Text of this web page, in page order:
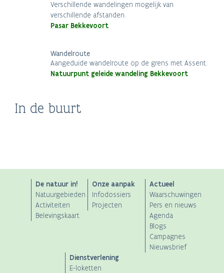
Verschillende wandelingen mogelijk van
verschillende afstanden.
Pasar Bekkevoort
Wandelroute
Aangeduide wandelroute op de grens met Assent.
Natuurpunt geleide wandeling Bekkevoort
In de buurt
halve maan
Stadspark de
ANB
Main
navigation
De natuur in!
Natuurgebieden
Activiteiten
Belevingskaart
Onze aanpak
Infodossiers
Projecten
Actueel
Waarschuwingen
Pers en nieuws
Agenda
Blogs
Campagnes
Nieuwsbrief
Dienstverlening
E-loketten